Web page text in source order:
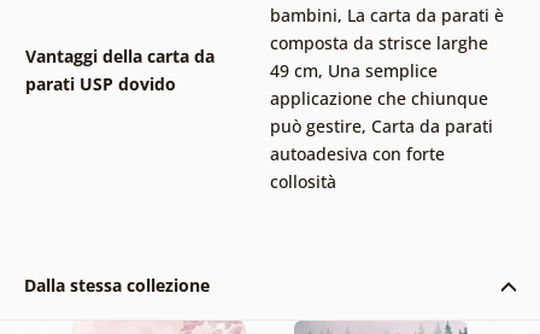
Vantaggi della carta da
parati USP dovido
bambini, La carta da parati è
composta da strisce larghe
49 cm, Una semplice
applicazione che chiunque
può gestire, Carta da parati
autoadesiva con forte
collosità
Dalla stessa collezione